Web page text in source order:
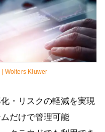
Wolters Kluwer
・リスクの軽減を実現
だけで管理可能